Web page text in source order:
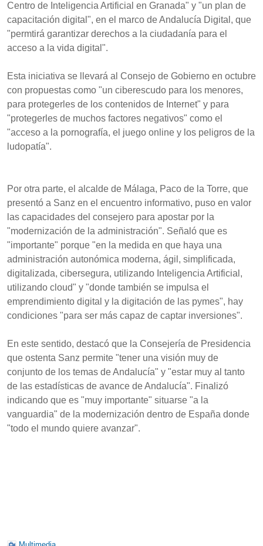
Centro de Inteligencia Artificial en Granada" y "un plan de
capacitación digital", en el marco de Andalucía Digital, que
"permtirá garantizar derechos a la ciudadanía para el
acceso a la vida digital".
Esta iniciativa se llevará al Consejo de Gobierno en octubre
con propuestas como "un ciberescudo para los menores,
para protegerles de los contenidos de Internet" y para
"protegerles de muchos factores negativos" como el
"acceso a la pornografía, el juego online y los peligros de la
ludopatía".
Por otra parte, el alcalde de Málaga, Paco de la Torre, que
presentó a Sanz en el encuentro informativo, puso en valor
las capacidades del consejero para apostar por la
"modernización de la administración". Señaló que es
"importante" porque "en la medida en que haya una
administración autonómica moderna, ágil, simplificada,
digitalizada, cibersegura, utilizando Inteligencia Artificial,
utilizando cloud" y "donde también se impulsa el
emprendimiento digital y la digitación de las pymes", hay
condiciones "para ser más capaz de captar inversiones".
En este sentido, destacó que la Consejería de Presidencia
que ostenta Sanz permite "tener una visión muy de
conjunto de los temas de Andalucía" y "estar muy al tanto
de las estadísticas de avance de Andalucía". Finalizó
indicando que es "muy importante" situarse "a la
vanguardia" de la modernización dentro de España donde
"todo el mundo quiere avanzar".